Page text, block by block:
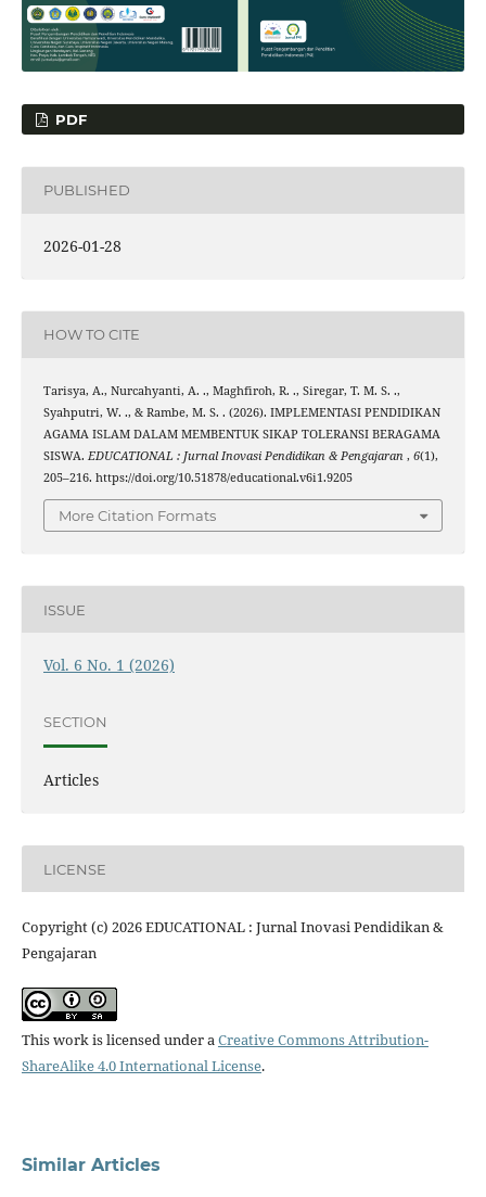
PDF
PUBLISHED
2026-01-28
HOW TO CITE
Tarisya, A., Nurcahyanti, A. ., Maghfiroh, R. ., Siregar, T. M. S. .,
Syahputri, W. ., & Rambe, M. S. . (2026). IMPLEMENTASI PENDIDIKAN
AGAMA ISLAM DALAM MEMBENTUK SIKAP TOLERANSI BERAGAMA
SISWA. EDUCATIONAL : Jurnal Inovasi Pendidikan & Pengajaran , 6(1),
205–216. https://doi.org/10.51878/educational.v6i1.9205
More Citation Formats
ISSUE
Vol. 6 No. 1 (2026)
SECTION
Articles
LICENSE
Copyright (c) 2026 EDUCATIONAL : Jurnal Inovasi Pendidikan &
Pengajaran
This work is licensed under aCreative Commons Attribution-
ShareAlike 4.0 International License.
Similar Articles